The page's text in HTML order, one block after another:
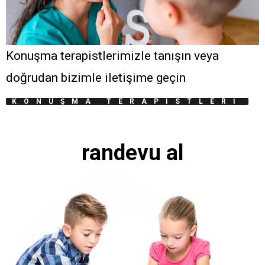
Konuşma terapistlerimizle tanışın veya
doğrudan bizimle iletişime geçin
KONUŞMA TERAPISTLERI
randevu al